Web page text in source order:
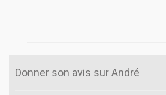
Donner son avis sur André